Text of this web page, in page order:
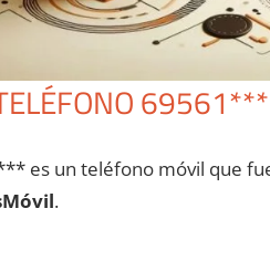
es un teléfono móvil quе
.